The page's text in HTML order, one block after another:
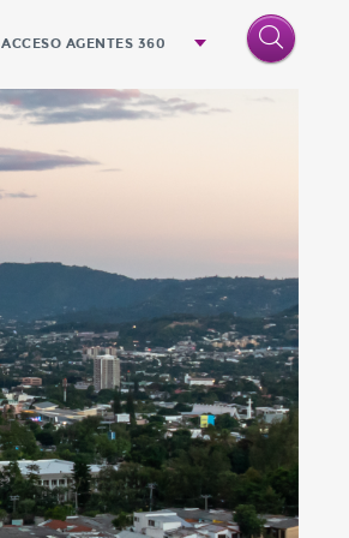
ACCESO AGENTES 360